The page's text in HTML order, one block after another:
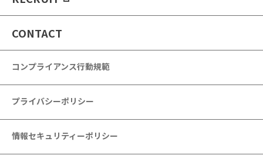
CONTACT
コンプライアンス行動規範
プライバシーポリシー
情報セキュリティーポリシー